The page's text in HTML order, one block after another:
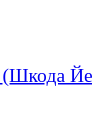
(Шкода